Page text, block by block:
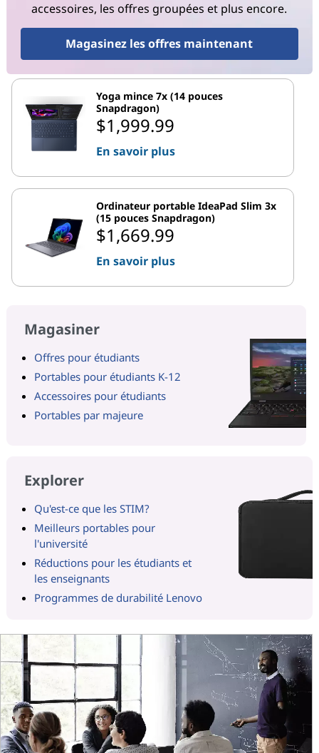
accessoires, les offres groupées et plus encore.
Magasinez les offres maintenant
Yoga mince 7x (14 pouces
Snapdragon)
$1,999.99
En savoir plus
Ordinateur portable IdeaPad Slim 3x
(15 pouces Snapdragon)
$1,669.99
En savoir plus
Magasiner
Offres pour étudiants
Portables pour étudiants K-12
Accessoires pour étudiants
Portables par majeure
Explorer
Qu'est-ce que les STIM?
Meilleurs portables pour
l'université
Réductions pour les étudiants et
les enseignants
Programmes de durabilité Lenovo